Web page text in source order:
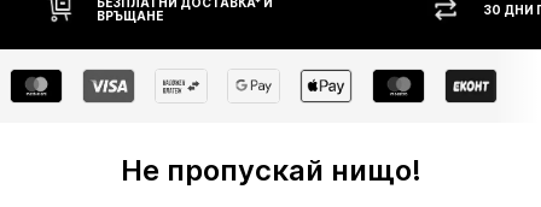
30 ДНИ ПРАВО НА ВРЪЩАНЕ
Не пропускай нищо!